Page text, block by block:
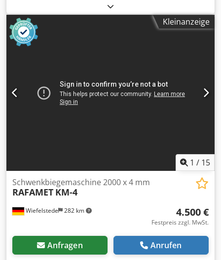
Wellendurchmesser: 40 mm Rollendurchmesser: 152-162
mm Umdrehungen: 8,5 pro Minute. Chjdohgiuhjpfx Apnsa
Oberwalzenverstellung: 120 mm Kapazitätstabelle: im
Anhang Maschine in verschiedenen Ausführungen
erhältlich: Manuelle Verstellung, 3-Rollenantrieb usw.
Kleinanzeige
1 / 15
Wiefelstede 282 km
Schwenkbiegemaschine 2000 x 4 mm
RAFAMET KM-4
4.500 €
Festpreis zzgl. MwSt.
Anfragen Anrufen